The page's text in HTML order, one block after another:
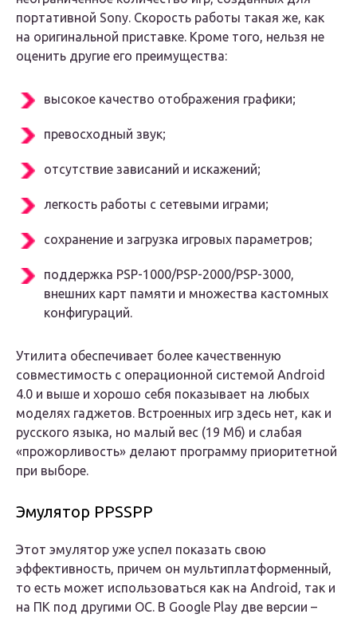
портативной Sony. Скорость работы такая же, как
на оригинальной приставке. Кроме того, нельзя не
оценить другие его преимущества:
высокое качество отображения графики;
превосходный звук;
отсутствие зависаний и искажений;
легкость работы с сетевыми играми;
сохранение и загрузка игровых параметров;
поддержка PSP-1000/PSP-2000/PSP-3000,
внешних карт памяти и множества кастомных
конфигураций.
Утилита обеспечивает более качественную
совместимость с операционной системой Android
4.0 и выше и хорошо себя показывает на любых
моделях гаджетов. Встроенных игр здесь нет, как и
русского языка, но малый вес (19 Мб) и слабая
«прожорливость» делают программу приоритетной
при выборе.
Эмулятор PPSSPP
Этот эмулятор уже успел показать свою
эффективность, причем он мультиплатформенный,
то есть может использоваться как на Android, так и
на ПК под другими ОС. В Google Play две версии –